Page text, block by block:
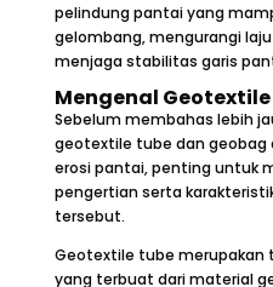
pelindung pantai yang
gelombang, mengurangi
menjaga stabilitas garis
Mengenal
Sebelum membahas lebih
geotextile tube dan
erosi pantai, penting untuk
pengertian serta
tersebut.
Geotextile tube merupakan
yang terbuat dari material